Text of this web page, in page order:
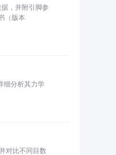
，并附引脚参
（版本
细分析其力学
对比不同目数